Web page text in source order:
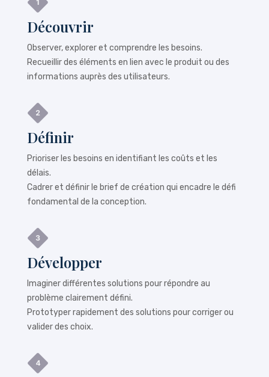
Découvrir
Observer, explorer et comprendre les besoins.
Recueillir des éléments en lien avec le produit ou des
informations auprès des utilisateurs.
Définir
Prioriser les besoins en identifiant les coûts et les
délais.
Cadrer et définir le brief de création qui encadre le défi
fondamental de la conception.
Développer
Imaginer différentes solutions pour répondre au
problème clairement défini.
Prototyper rapidement des solutions pour corriger ou
valider des choix.